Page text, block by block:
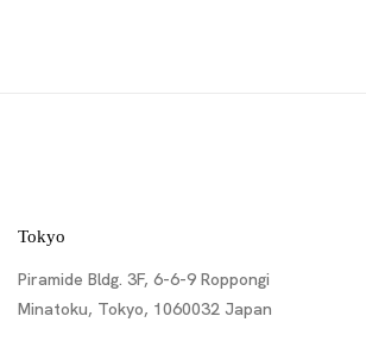
Tokyo
Piramide Bldg. 3F, 6-6-9 Roppongi
Minatoku, Tokyo, 1060032 Japan